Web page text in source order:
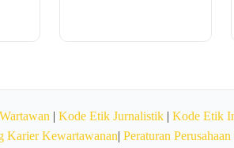
| Kode Etik Jurnalistik | Kode Etik
Karier Kewartawanan| Peraturan Perusahaan